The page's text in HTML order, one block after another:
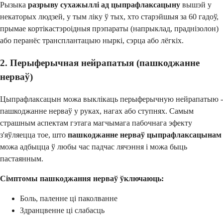
Рызыка разрыву сухажыллі ад цыпрафлаксацыну вышэй у
некаторых людзей, у тым ліку ў тых, хто старэйшыя за 60 гадоў,
прымае кортікастэроідныя прэпараты (напрыклад, праднізолон)
або перанёс трансплантацыю ныркі, сэрца або лёгкіх.
2. Перыферычная нейрапатыя (пашкоджанне
нерваў)
Цыпрафлаксацын можа выклікаць перыферычную нейрапатыю -
пашкоджанне нерваў у руках, нагах або ступнях. Самым
страшным аспектам гэтага магчымага пабочнага эфекту
з'яўляецца тое, што пашкоджанне нерваў цыпрафлаксацынам
можа адбыцца ў любы час падчас лячэння і можа быць
пастаянным.
Сімптомы пашкоджання нерваў ўключаюць:
Боль, паленне ці паколванне
Здранцвенне ці слабасць